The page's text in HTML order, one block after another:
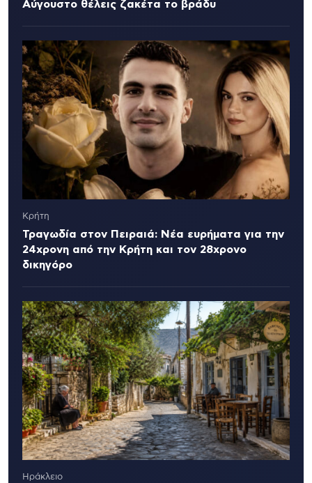
Αύγουστο θέλεις ζακέτα το βράδυ
Κρήτη
Τραγωδία στον Πειραιά: Νέα ευρήματα για την
24χρονη από την Κρήτη και τον 28χρονο
δικηγόρο
Ηράκλειο